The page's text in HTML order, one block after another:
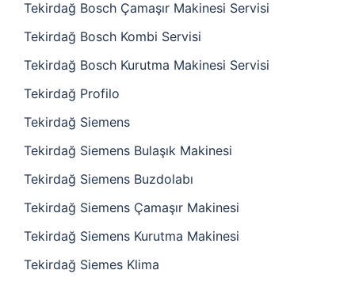
Tekirdağ Bosch Çamaşır Makinesi Servisi
Tekirdağ Bosch Kombi Servisi
Tekirdağ Bosch Kurutma Makinesi Servisi
Tekirdağ Profilo
Tekirdağ Siemens
Tekirdağ Siemens Bulaşık Makinesi
Tekirdağ Siemens Buzdolabı
Tekirdağ Siemens Çamaşır Makinesi
Tekirdağ Siemens Kurutma Makinesi
Tekirdağ Siemes Klima